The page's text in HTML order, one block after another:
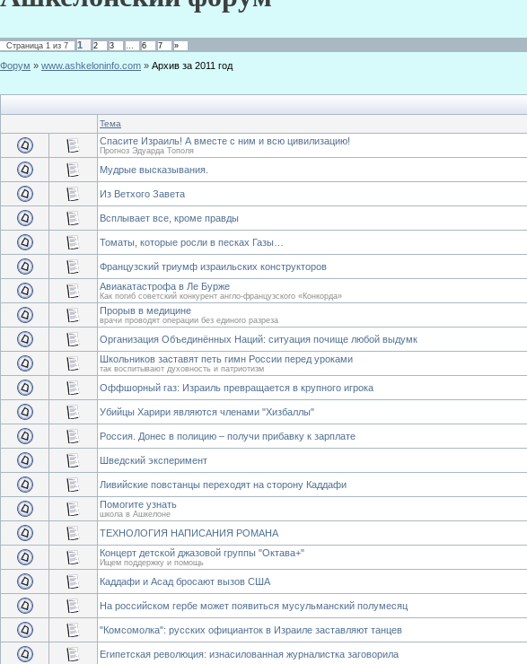
Страница 1 из 7 1 2 3 6 7 »
Форум » www.ashkeloninfo.com » Архив за 2011 год
Тема
Спасите Израиль! А вместе с ним и всю цивилизацию!
Прогноз Эдуарда Тополя
Мудрые высказывания.
Из Ветхого Завета
Всплывает все, кроме правды
Томаты, которые росли в песках Газы…
Французский триумф израильских конструкторов
Авиакатастрофа в Ле Бурже
Как погиб советский конкурент англо-французского «Конкорда»
Прорыв в медицине
врачи проводят операции без единого разреза
Организация Объединённых Наций: ситуация почище любой выдумк
Школьников заставят петь гимн России перед уроками
так воспитывают духовность и патриотизм
Оффшорный газ: Израиль превращается в крупного игрока
Убийцы Харири являются членами "Хизбаллы"
Россия. Донес в полицию – получи прибавку к зарплате
Шведский эксперимент
Ливийские повстанцы переходят на сторону Каддафи
Помогите узнать
школа в Ашкелоне
ТЕХНОЛОГИЯ НАПИСАНИЯ РОМАНА
Концерт детской джазовой группы "Октава+"
Ищем поддержку и помощь
Каддафи и Асад бросают вызов США
На российском гербе может появиться мусульманский полумесяц
"Комсомолка": русских официанток в Израиле заставляют танцев
Египетская революция: изнасилованная журналистка заговорила